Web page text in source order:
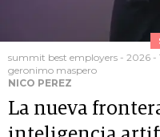
summit best employers - 2026 -
geronimo maspero
NICO PEREZ
La nueva